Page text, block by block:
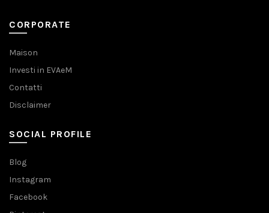
CORPORATE
Maison
Investi in EVAeM
Contatti
Disclaimer
SOCIAL PROFILE
Blog
Instagram
Facebook